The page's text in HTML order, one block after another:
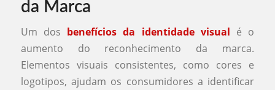
da Marca
Um dos benefícios da identidade visual é o
aumento do reconhecimento da marca.
Elementos visuais consistentes, como cores e
logotipos, ajudam os consumidores a identificar